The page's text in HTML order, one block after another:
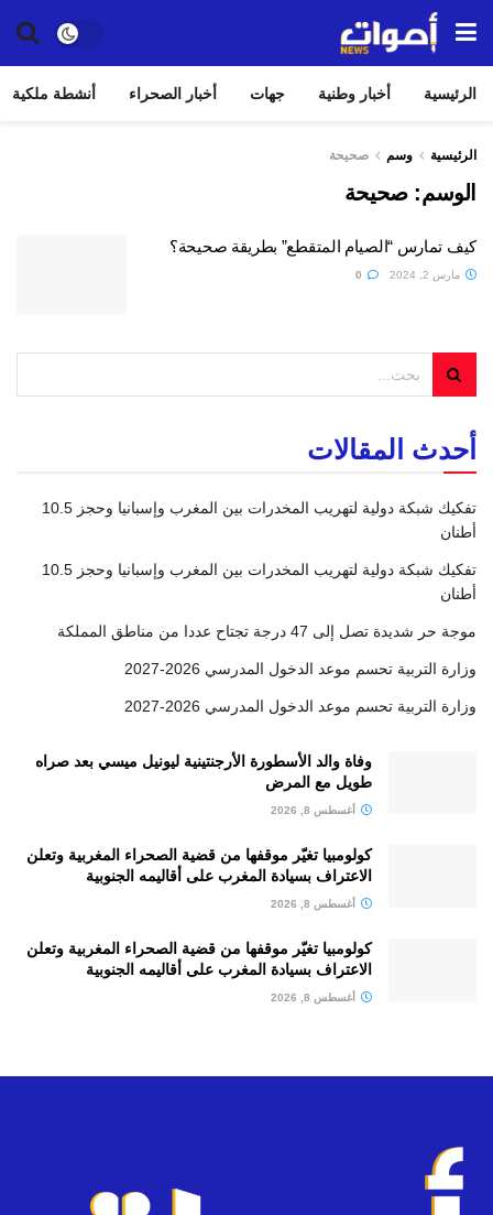
الرئيسية أخبار وطنية جهات أخبار الصحراء أنشطة ملكية
الرئيسية وسم صحيحة
الوسم:صحيحة
كيف تمارس “الصيام المتقطع” بطريقة صحيحة؟
مارس 2, 2024
أحدث المقالات
تفكيك شبكة دولية لتهريب المخدرات بين المغرب وإسبانيا وحجز 10.5
أطنان
تفكيك شبكة دولية لتهريب المخدرات بين المغرب وإسبانيا وحجز 10.5
أطنان
موجة حر شديدة تصل إلى 47 درجة تجتاح عددا من مناطق المملكة
وزارة التربية تحسم موعد الدخول المدرسي 2026-2027
وزارة التربية تحسم موعد الدخول المدرسي 2026-2027
وفاة والد الأسطورة الأرجنتينية ليونيل ميسي بعد صراه
طويل مع المرض
أغسطس 8, 2026
كولومبيا تغيّر موقفها من قضية الصحراء المغربية وتعلن
الاعتراف بسيادة المغرب على أقاليمه الجنوبية
أغسطس 8, 2026
كولومبيا تغيّر موقفها من قضية الصحراء المغربية وتعلن
الاعتراف بسيادة المغرب على أقاليمه الجنوبية
أغسطس 8, 2026